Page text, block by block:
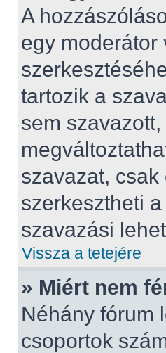
A
egy moderátor
tartozik a
sem
szavazat,
szerkesztheti
szavazási
Vissza a tetejére
» Miért nem
Néhány fórum
csoportok